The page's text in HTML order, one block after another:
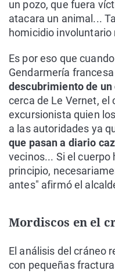
un pozo, que fuera
atacara un animal...
homicidio involuntario
Es por eso que
Gendarmería
descubrimiento de un
cerca de Le Vernet, el
excursionista quien
a las autoridades ya
que pasan a diario
vecinos... Si el cuerpo
principio,
antes" afirmó el
Mordiscos en el
El análisis del cráneo
con pequeñas